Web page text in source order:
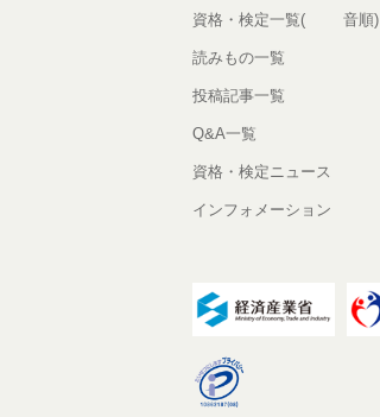
資格・検定一覧(50音順)
読みもの一覧
投稿記事一覧
Q&A一覧
資格・検定ニュース
インフォメーション